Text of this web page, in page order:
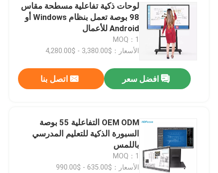
لوحات ذكية تفاعلية مسطحة مقاس
98 بوصة تعمل بنظام Windows أو
Android للأعمال
MOQ：1
الأسعار：$3,380.00 - $4,280.00
افضل سعر اتصل بنا
OEM ODM التفاعلية 55 بوصة
السبورة الذكية للتعليم المدرسي
باللمس
MOQ：1
الأسعار：$635.00 - $990.00